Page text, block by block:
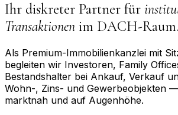
Ihr diskreter Partner für
Transaktionen im DACH-Raum.
Als Premium-Immobilienkanzlei mit
begleiten wir Investoren, Family
Bestandshalter bei Ankauf, Verkauf
Wohn-, Zins- und Gewerbeobjekten
marktnah und auf Augenhöhe.